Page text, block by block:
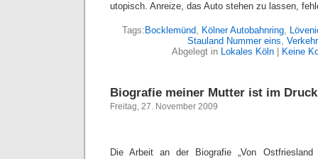
utopisch. Anreize, das Auto stehen zu lassen,
Tags: Bocklemünd, Kölner Autobahnring,
Stauland Nummer eins,
Abgelegt in Lokales Köln| Keine
Biografie meiner Mutter ist im Druck
Freitag, 27. November 2009
Die Arbeit an der Biografie „Von